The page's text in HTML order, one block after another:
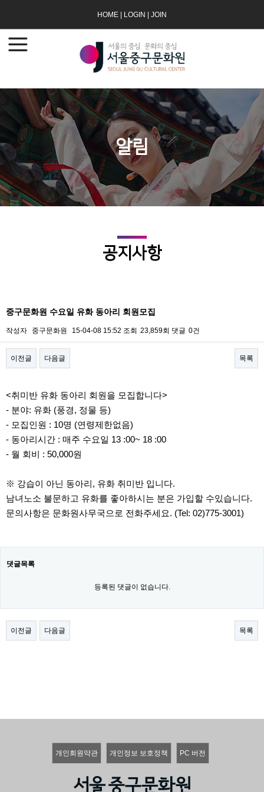
HOME LOGIN JOIN
알림
공지사항
중구문화원 수요일 유화 동아리 회원모집
작성자 중구문화원 15-04-08 15:52 조회 23,859회 댓글 0건
이전글 다음글 목록
<취미반 유화 동아리 회원을 모집합니다>
- 분야: 유화 (풍경, 정물 등)
- 모집인원 : 10명 (연령제한없음)
- 동아리시간 : 매주 수요일 13 :00~ 18 :00
- 월 회비 : 50,000원
※ 강습이 아닌 동아리, 유화 취미반 입니다.
남녀노소 불문하고 유화를 좋아하시는 분은 가입할 수있습니다.
문의사항은 문화원사무국으로 전화주세요. (Tel: 02)775-3001)
댓글목록
등록된 댓글이 없습니다.
이전글 다음글 목록
개인회원약관 개인정보 보호정책 PC 버전